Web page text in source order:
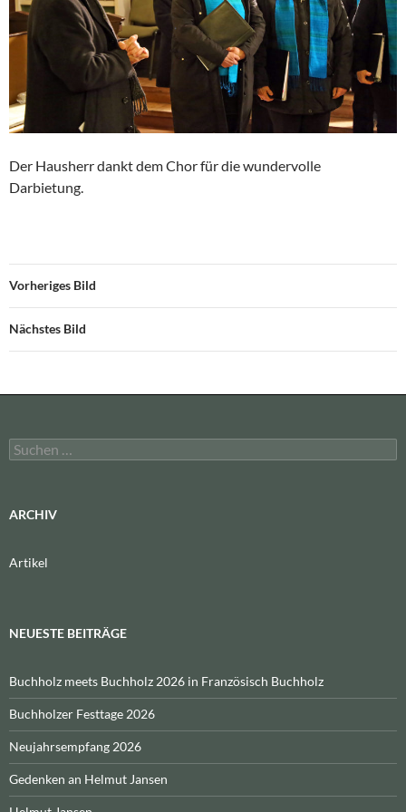
Der Hausherr dankt dem Chor für die wundervolle
Darbietung.
Vorheriges Bild
Nächstes Bild
Suchen
nach:
ARCHIV
Artikel
NEUESTE BEITRÄGE
Buchholz meets Buchholz 2026 in Französisch Buchholz
Buchholzer Festtage 2026
Neujahrsempfang 2026
Gedenken an Helmut Jansen